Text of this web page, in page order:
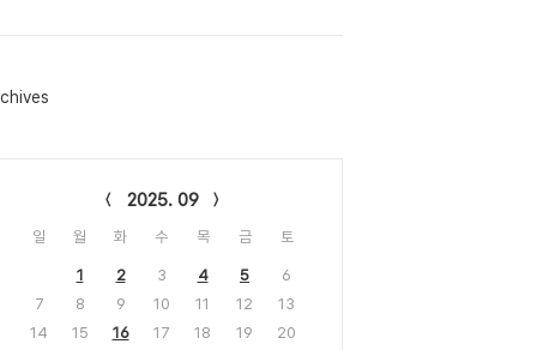
2025. 09
일 월 화 수 목 금 토
1 2 3 4 5
6
7
8 9 10 11 12
13
14
15 16 17 18 19
20